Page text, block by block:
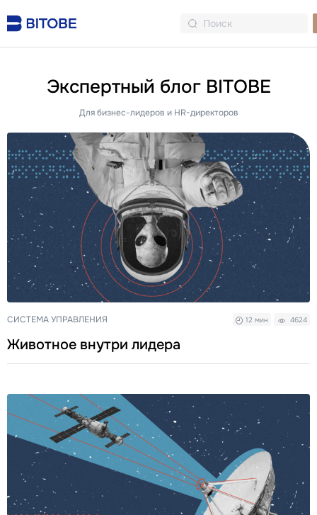
Экспертный блог BITOBE
Для бизнес-лидеров и HR-директоров
СИСТЕМА УПРАВЛЕНИЯ 12 мин 4624
Животное внутри лидера